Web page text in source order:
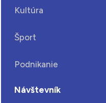
Kultúra
Šport
Podnikanie
Návštevník